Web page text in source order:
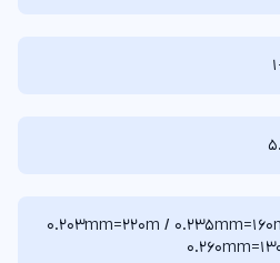
0.203mm=220m /